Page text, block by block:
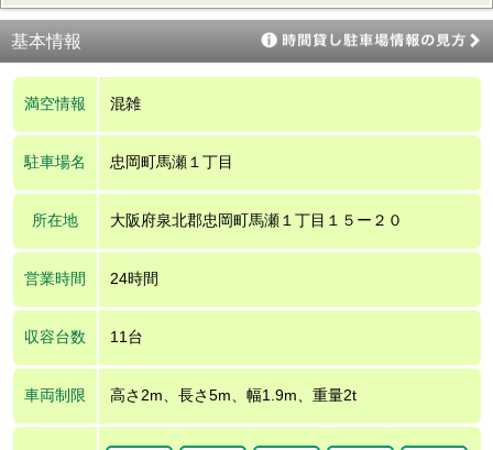
基本情報
満空情報 混雑
駐車場名 忠岡町馬瀬１丁目
所在地 大阪府泉北郡忠岡町馬瀬１丁目１５ー２０
営業時間 24時間
収容台数 11台
車両制限 高さ2m、長さ5m、幅1.9m、重量2t